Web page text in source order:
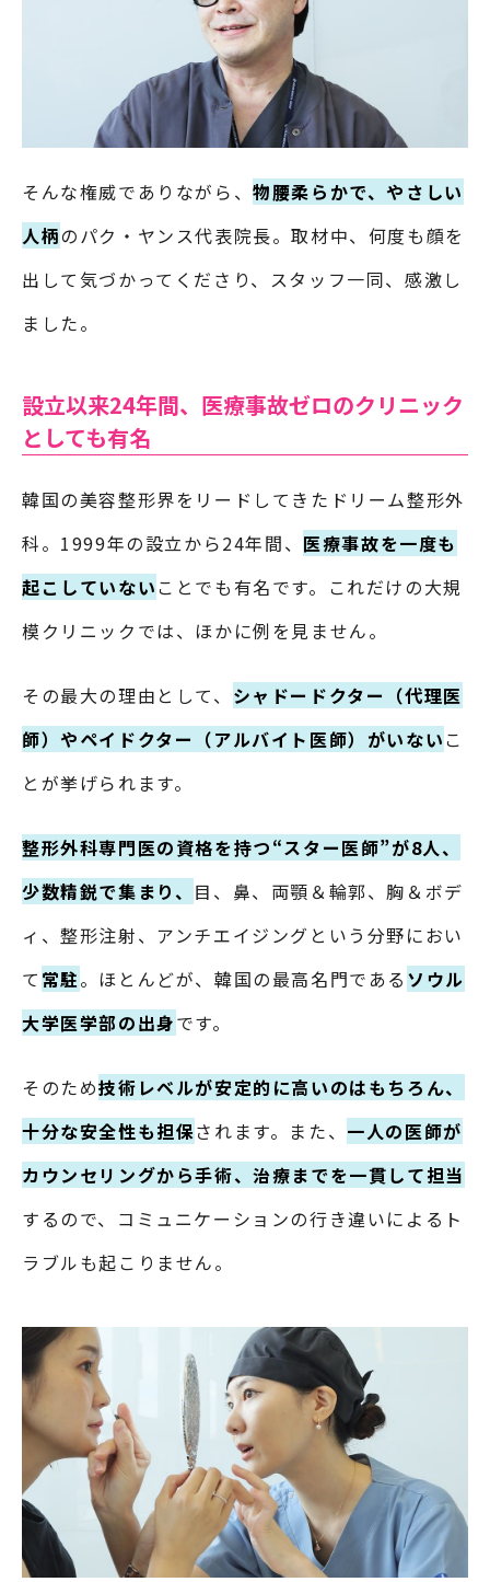
そんな権威でありながら、物腰柔らかで、やさしい
人柄のパク・ヤンス代表院長。取材中、何度も顔を
出して気づかってくださり、スタッフ一同、感激し
ました。
設立以来24年間、医療事故ゼロのクリニック
としても有名
韓国の美容整形界をリードしてきたドリーム整形外
科。1999年の設立から24年間、 医療事故を一度も
起こしていない ことでも有名です。これだけの大規
模クリニックでは、ほかに例を見ません。
その最大の理由として、 シャドードクター（代理医
師）やペイドクター（アルバイト医師）がいない こ
とが挙げられます。
整形外科専門医の資格を持つ“スター医師”が8人、
少数精鋭で集まり、 目、鼻、両顎＆輪郭、胸＆ボデ
ィ、整形注射、アンチエイジングという分野におい
て 常駐。ほとんどが、韓国の最高名門である ソウル
大学医学部の出身です。
そのため技術レベルが安定的に高いのはもちろん、
十分な安全性も担保されます。また、 一人の医師が
カウンセリングから手術、治療までを一貫して担当
するので、コミュニケーションの行き違いによるト
ラブルも起こりません。